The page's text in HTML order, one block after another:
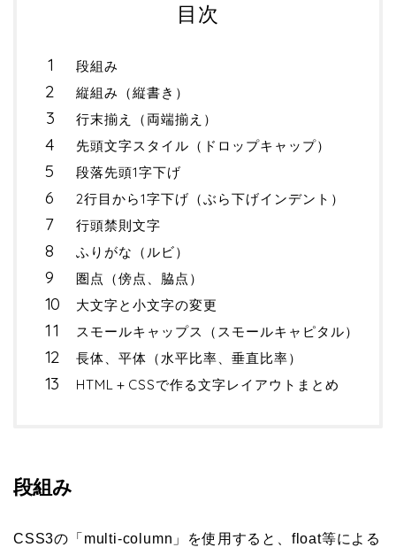
目次
段組み
縦組み（縦書き）
行末揃え（両端揃え）
先頭文字スタイル（ドロップキャップ）
段落先頭1字下げ
2行目から1字下げ（ぶら下げインデント）
行頭禁則文字
ふりがな（ルビ）
圏点（傍点、脇点）
大文字と小文字の変更
スモールキャップス（スモールキャピタル）
長体、平体（水平比率、垂直比率）
HTML＋CSSで作る文字レイアウトまとめ
段組み
CSS3の「multi-column」を使用すると、float等による